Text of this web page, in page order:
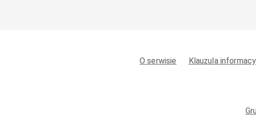
O serwisie Klauzula